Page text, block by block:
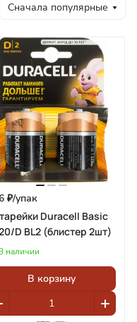
Сначала популярные
₽/упак
Duracell Basic
D BL2 (блистер 2шт)
наличии
В корзину